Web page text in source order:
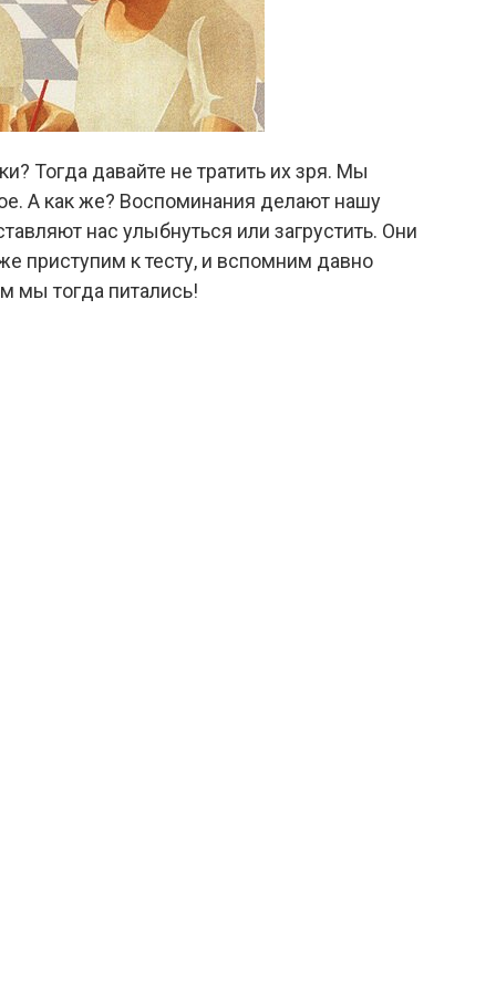
Тогда давайте не тратить их зря. Мы
А как же? Воспоминания делают нашу
нас улыбнуться или загрустить. Они
приступим к тесту, и вспомним давно
мы тогда питались!